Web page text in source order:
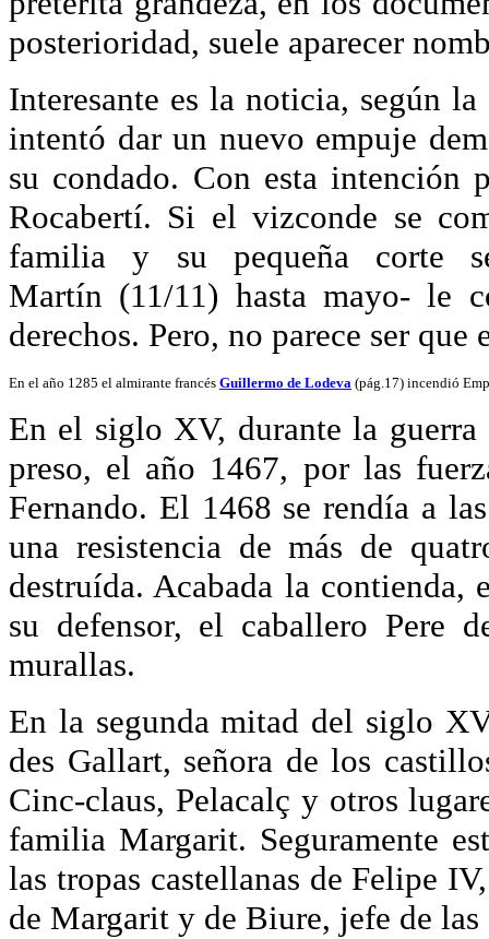
posterioridad, suele aparecer
Interesante es la noticia, según
intentó dar un nuevo empuje
su condado. Con esta intención
Rocabertí. Si el vizconde se
familia y su pequeña corte
Martín (11/11) hasta mayo- le
derechos. Pero, no parece ser
En el año 1285 el almirante francés Guillermo de Lodeva (pág.17) incendió
En el siglo XV, durante la
preso, el año 1467, por las
Fernando. El 1468 se rendía a
una resistencia de más de
destruída. Acabada la
su defensor, el caballero Pere
murallas.
En la segunda mitad del siglo
des Gallart, señora de los
Cinc-claus, Pelacalç y otros
familia Margarit. Seguramente
las tropas castellanas de Felipe
de Margarit y de Biure, jefe de